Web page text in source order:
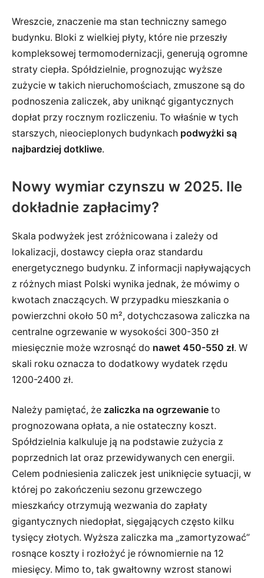
Wreszcie, znaczenie ma stan techniczny samego
budynku. Bloki z wielkiej płyty, które nie przeszły
kompleksowej termomodernizacji, generują ogromne
straty ciepła. Spółdzielnie, prognozując wyższe
zużycie w takich nieruchomościach, zmuszone są do
podnoszenia zaliczek, aby uniknąć gigantycznych
dopłat przy rocznym rozliczeniu. To właśnie w tych
starszych, nieocieplonych budynkach podwyżki są
najbardziej dotkliwe.
Nowy wymiar czynszu w 2025. Ile
dokładnie zapłacimy?
Skala podwyżek jest zróżnicowana i zależy od
lokalizacji, dostawcy ciepła oraz standardu
energetycznego budynku. Z informacji napływających
z różnych miast Polski wynika jednak, że mówimy o
kwotach znaczących. W przypadku mieszkania o
powierzchni około 50 m², dotychczasowa zaliczka na
centralne ogrzewanie w wysokości 300-350 zł
miesięcznie może wzrosnąć do nawet 450-550 zł. W
skali roku oznacza to dodatkowy wydatek rzędu
1200-2400 zł.
Należy pamiętać, że zaliczka na ogrzewanie to
prognozowana opłata, a nie ostateczny koszt.
Spółdzielnia kalkuluje ją na podstawie zużycia z
poprzednich lat oraz przewidywanych cen energii.
Celem podniesienia zaliczek jest uniknięcie sytuacji, w
której po zakończeniu sezonu grzewczego
mieszkańcy otrzymują wezwania do zapłaty
gigantycznych niedopłat, sięgających często kilku
tysięcy złotych. Wyższa zaliczka ma „zamortyzować”
rosnące koszty i rozłożyć je równomiernie na 12
miesięcy. Mimo to, tak gwałtowny wzrost stanowi